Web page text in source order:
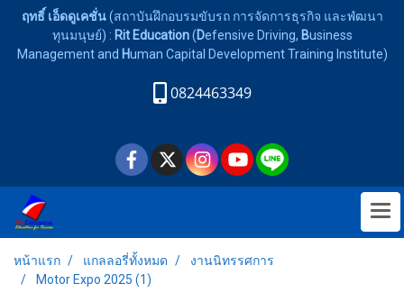
ฤทธิ์ เอ็ดดูเคชั่น(สถาบันฝึกอบรมขับรถ การจัดการธุรกิจ และพํฒนา
ทุนมนุษย์) : Rit Education(Defensive Driving, Business
Management and Human Capital Development Training Institute)
0824463349
หน้าแรก แกลลอรี่ทั้งหมด
งานนิทรรศการ
Motor Expo 2025 (1)